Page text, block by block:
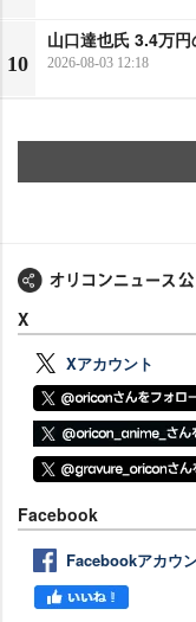
10
山口達也氏 3.4万
2026-08-03 12:18
X
Xアカウント
Facebook
Facebookアカウ